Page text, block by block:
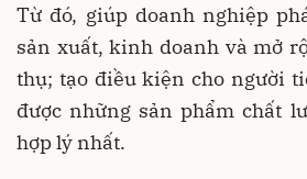
Từ đó, giúp doanh nghiệp
sản xuất, kinh doanh và mở
thụ; tạo điều kiện cho người
được những sản phẩm chất
hợp lý nhất.